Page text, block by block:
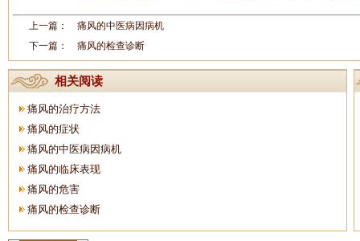
上一篇： 痛风的中医病因病机
下一篇： 痛风的检查诊断
相关阅读
痛风的治疗方法
痛风的症状
痛风的中医病因病机
痛风的临床表现
痛风的危害
痛风的检查诊断